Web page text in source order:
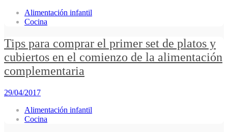
Alimentación infantil
Cocina
Tips para comprar el primer set de platos y
cubiertos en el comienzo de la alimentación
complementaria
29/04/2017
Alimentación infantil
Cocina